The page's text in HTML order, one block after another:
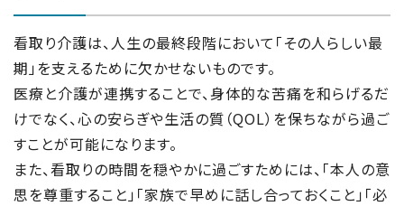
看取り介護は、人生の最終段階において「その人らしい最
期」を支えるために欠かせないものです。
医療と介護が連携することで、身体的な苦痛を和らげるだ
けでなく、心の安らぎや生活の質（QOL）を保ちながら過ご
すことが可能になります。
また、看取りの時間を穏やかに過ごすためには、「本人の意
思を尊重すること」「家族で早めに話し合っておくこと」「必